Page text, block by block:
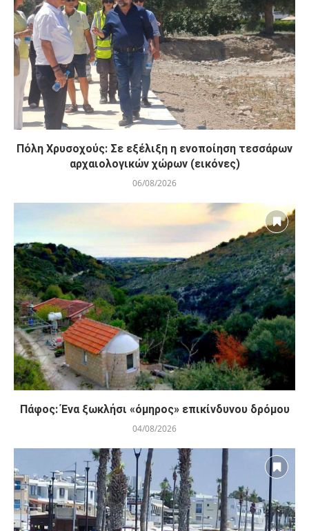
Πόλη Χρυσοχούς: Σε εξέλιξη η ενοποίηση τεσσάρων
αρχαιολογικών χώρων (εικόνες)
06/08/2026
Πάφος: Ένα ξωκλήσι «όμηρος» επικίνδυνου δρόμου
04/08/2026